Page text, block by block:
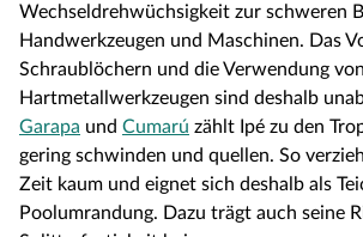
Wechseldrehwüchsigkeit zur schweren
Handwerkzeugen und Maschinen. Das
Schraublöchern und die Verwendung von
Hartmetallwerkzeugen sind deshalb
Garapa und Cumarú zählt Ipé zu den
gering schwinden und quellen. So
Zeit kaum und eignet sich deshalb als
Poolumrandung. Dazu trägt auch seine